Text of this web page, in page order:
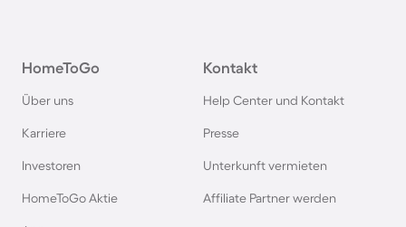
HomeToGo
Über uns
Karriere
Investoren
HomeToGo Aktie
Kontakt
Help Center und Kontakt
Presse
Unterkunft vermieten
Affiliate Partner werden